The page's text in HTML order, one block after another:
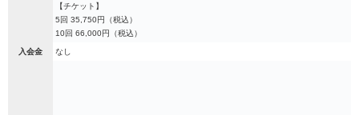
【チケット】
5回 35,750円（税込）
10回 66,000円（税込）
入会金 なし